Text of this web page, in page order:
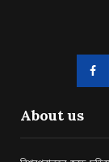
About us